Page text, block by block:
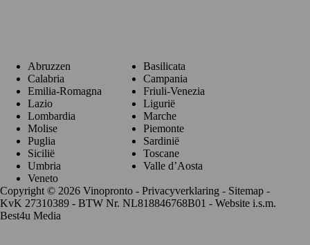
Abruzzen
Basilicata
Calabria
Campania
Emilia-Romagna
Friuli-Venezia
Lazio
Ligurië
Lombardia
Marche
Molise
Piemonte
Puglia
Sardinië
Sicilië
Toscane
Umbria
Valle d’Aosta
Veneto
Copyright © 2026 Vinopronto - Privacyverklaring - Sitemap -
KvK 27310389 - BTW Nr. NL818846768B01 - Website i.s.m.
Best4u Media